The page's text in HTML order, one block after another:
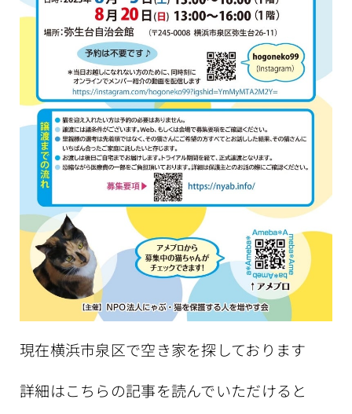
現在横浜市泉区で空き家を探しております
詳細はこちらの記事を読んでいただけると